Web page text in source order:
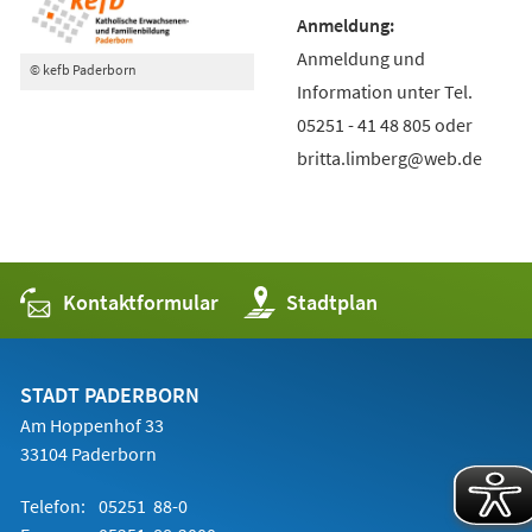
© kefb Paderborn
Anmeldung und
Information unter Tel.
05251 - 41 48 805 oder
britta.limberg@web.de
Kontaktformular Stadtplan
(Öffnet
in
einem
STADT PADERBORN
Am Hoppenhof 33
33104 Paderborn
Telefon: 05251 88-0